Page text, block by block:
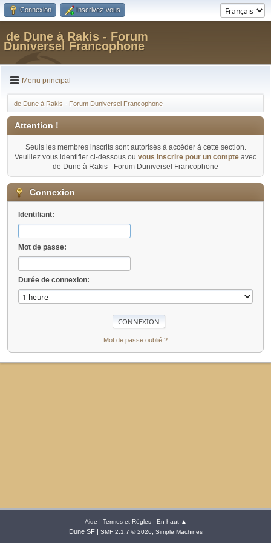
Connexion Inscrivez-vous
de Dune à Rakis - Forum
Duniversel Francophone
Menu principal
de Dune à Rakis - Forum Duniversel Francophone
Attention !
Seuls les membres inscrits sont autorisés à accéder à cette section.
Veuillez vous identifier ci-dessous ou vous inscrire pour un compte avec
de Dune à Rakis - Forum Duniversel Francophone
Connexion
Identifiant:
Mot de passe:
Durée de connexion:
Mot de passe oublié ?
Aide | Termes et Règles| En haut ▲
Dune SF | SMF 2.1.7 © 2026 Simple Machines